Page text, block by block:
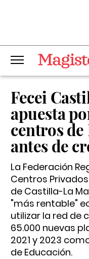
Fecei
apuesta
centros
antes de
La Federación
Centros
de Castilla-La
"más rentable"
utilizar la red de
65.000 nuevas
2021 y 2023
de Educación.